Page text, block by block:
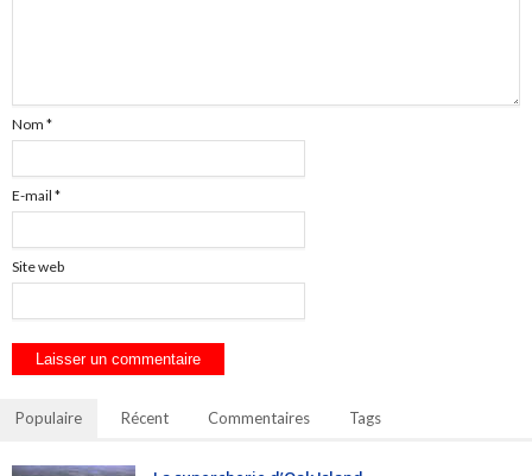
Nom *
E-mail *
Site web
Populaire Récent Commentaires Tags